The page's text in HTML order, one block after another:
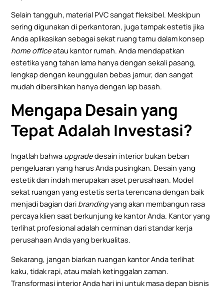
Selain tangguh, material PVC sangat fleksibel. Meskipun
sering digunakan di perkantoran, juga tampak estetis jika
Anda aplikasikan sebagai sekat ruang tamu dalam konsep
home officeatau kantor rumah. Anda mendapatkan
estetika yang tahan lama hanya dengan sekali pasang,
lengkap dengan keunggulan bebas jamur, dan sangat
mudah dibersihkan hanya dengan lap basah.
Mengapa Desain yang
Tepat Adalah Investasi?
Ingatlah bahwa upgradedesain interior bukan beban
pengeluaran yang harus Anda pusingkan. Desain yang
estetik dan indah merupakan aset perusahaan. Model
sekat ruangan yang estetis serta terencana dengan baik
menjadi bagian dari brandingyang akan membangun rasa
percaya klien saat berkunjung ke kantor Anda. Kantor yang
terlihat profesional adalah cerminan dari standar kerja
perusahaan Anda yang berkualitas.
Sekarang, jangan biarkan ruangan kantor Anda terlihat
kaku, tidak rapi, atau malah ketinggalan zaman.
Transformasi interior Anda hari ini untuk masa depan bisnis